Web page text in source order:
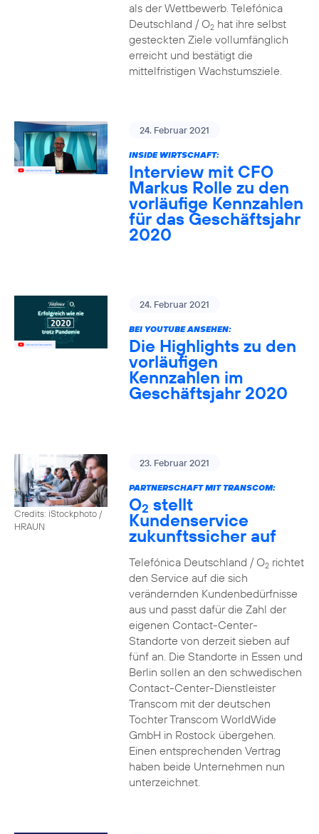
als der Wettbewerb. Telefónica
Deutschland / O2hat ihre selbst
gesteckten Ziele vollumfänglich
erreicht und bestätigt die
mittelfristigen Wachstumsziele.
24. Februar 2021
INSIDE WIRTSCHAFT:
Interview mit CFO
Markus Rolle zu den
vorläufige Kennzahlen
für das Geschäftsjahr
2020
24. Februar 2021
BEI YOUTUBE ANSEHEN:
Die Highlights zu den
vorläufigen
Kennzahlen im
Geschäftsjahr 2020
Credits: iStockphoto /
HRAUN
23. Februar 2021
PARTNERSCHAFT MIT TRANSCOM:
O2 stellt
Kundenservice
zukunftssicher auf
Telefónica Deutschland / O2richtet
den Service auf die sich
verändernden Kundenbedürfnisse
aus und passt dafür die Zahl der
eigenen Contact-Center-
Standorte von derzeit sieben auf
fünf an. Die Standorte in Essen und
Berlin sollen an den schwedischen
Contact-Center-Dienstleister
Transcom mit der deutschen
Tochter Transcom WorldWide
GmbH in Rostock übergehen.
Einen entsprechenden Vertrag
haben beide Unternehmen nun
unterzeichnet.